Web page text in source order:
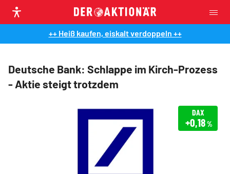
++ Heiß kaufen, eiskalt verdoppeln ++
Deutsche Bank: Schlappe im Kirch-Prozess
- Aktie steigt trotzdem
DAX
+0,18%